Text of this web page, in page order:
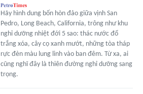
Hãy hình dung bốn hòn đảo giữa vịnh San
Pedro, Long Beach, California, trông như khu
nghỉ dưỡng nhiệt đới 5 sao: thác nước đổ
trắng xóa, cây cọ xanh mướt, những tòa tháp
rực đèn màu lung linh vào ban đêm. Từ xa, ai
cũng nghĩ đây là thiên đường nghỉ dưỡng sang
trọng.